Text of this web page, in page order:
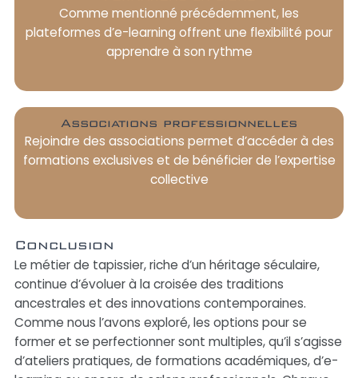
Comme mentionné précédemment, les
plateformes d’e-learning offrent une flexibilité pour
apprendre à son rythme
Associations professionnelles
Rejoindre des associations permet d’accéder à des
formations exclusives et de bénéficier de l’expertise
collective
Conclusion
Le métier de tapissier, riche d’un héritage séculaire,
continue d’évoluer à la croisée des traditions
ancestrales et des innovations contemporaines.
Comme nous l’avons exploré, les options pour se
former et se perfectionner sont multiples, qu’il s’agisse
d’ateliers pratiques, de formations académiques, d’e-